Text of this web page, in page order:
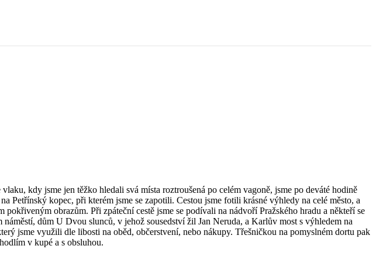
kdy jsme jen těžko hledali svá místa roztroušená po celém vagoně, jsme po deváté hodině
Petřínský kopec, při kterém jsme se zapotili. Cestou jsme fotili krásné výhledy na celé město, a
obrazům. Při zpáteční cestě jsme se podívali na nádvoří Pražského hradu a někteří se
dům U Dvou slunců, v jehož sousedství žil Jan Neruda, a Karlův most s výhledem na
jsme využili dle libosti na oběd, občerstvení, nebo nákupy. Třešničkou na pomyslném dortu pak
v kupé a s obsluhou.